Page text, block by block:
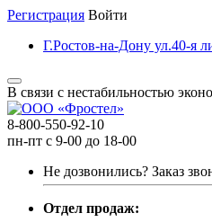
Регистрация Войти
Г.Ростов-на-Дону ул.40-я
В связи с нестабильностью
8-800-550-92-10
пн-пт с 9-00 до 18-00
Не дозвонились? Заказ
Отдел продаж: